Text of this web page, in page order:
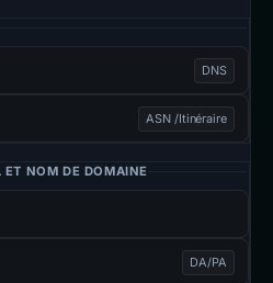
DNS
ASN /Itinéraire
ET NOM DE DOMAINE
DA/PA